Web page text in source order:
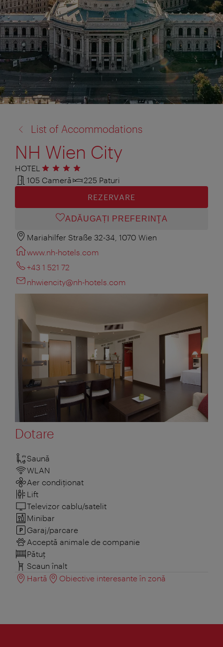
la:
List of Accommodations
NH Wien City
HOTEL 4 stele
105 Cameră
225 Paturi
REZERVARE
ADĂUGAȚI PREFERINŢA
Mariahilfer Straße 32-34, 1070 Wien
www.nh-hotels.com
+43 1 521 72
nhwiencity@nh-hotels.com
Dotare
Saună
WLAN
Aer condiționat
Lift
Televizor cablu/satelit
Minibar
Garaj/parcare
Acceptă animale de companie
Pătuţ
Scaun înalt
Hartă
Obiective interesante în zonă